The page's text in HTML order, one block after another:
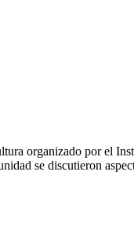
organizado por el
se discutieron